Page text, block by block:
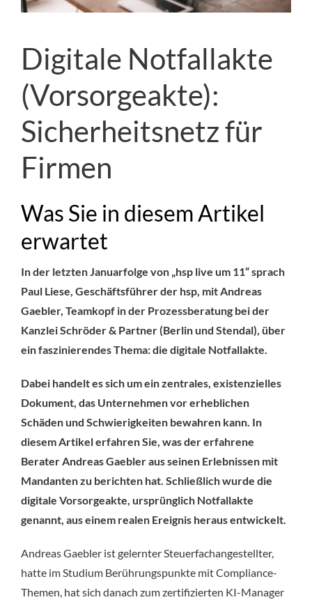
Digitale Notfallakte
(Vorsorgeakte):
Sicherheitsnetz für
Firmen
Was Sie in diesem Artikel
erwartet
In der letzten Januarfolge von „hsp live um 11“ sprach
Paul Liese, Geschäftsführer der hsp, mit Andreas
Gaebler, Teamkopf in der Prozessberatung bei der
Kanzlei Schröder & Partner (Berlin und Stendal), über
ein faszinierendes Thema: die digitale Notfallakte.
Dabei handelt es sich um ein zentrales, existenzielles
Dokument, das Unternehmen vor erheblichen
Schäden und Schwierigkeiten bewahren kann. In
diesem Artikel erfahren Sie, was der erfahrene
Berater Andreas Gaebler aus seinen Erlebnissen mit
Mandanten zu berichten hat. Schließlich wurde die
digitale Vorsorgeakte, ursprünglich Notfallakte
genannt, aus einem realen Ereignis heraus entwickelt.
Andreas Gaebler ist gelernter Steuerfachangestellter,
hatte im Studium Berührungspunkte mit Compliance-
Themen, hat sich danach zum zertifizierten KI-Manager